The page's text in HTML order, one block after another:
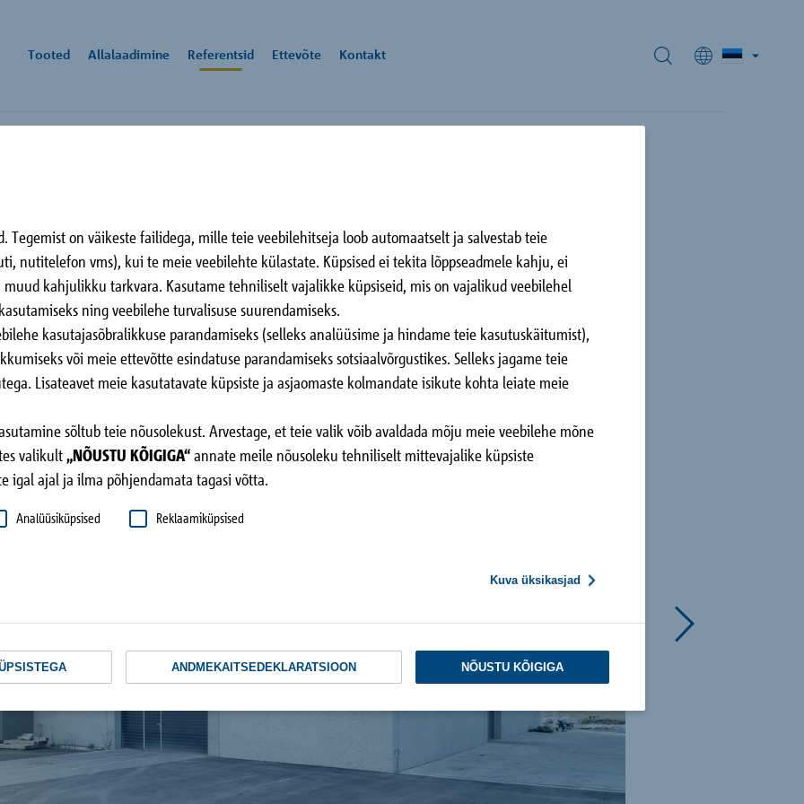
Tegemist on väikeste failidega, mille teie veebilehitseja loob automaatselt ja salvestab teie
nutitelefon vms), kui te meie veebilehte külastate. Küpsised ei tekita lõppseadmele kahju, ei
muud kahjulikku tarkvara. Kasutame tehniliselt vajalikke küpsiseid, mis on vajalikud veebilehel
ning veebilehe turvalisuse suurendamiseks.
kasutajasõbralikkuse parandamiseks (selleks analüüsime ja hindame teie kasutuskäitumist),
või meie ettevõtte esindatuse parandamiseks sotsiaalvõrgustikes. Selleks jagame teie
Lisateavet meie kasutatavate küpsiste ja asjaomaste kolmandate isikute kohta leiate meie
sõltub teie nõusolekust. Arvestage, et teie valik võib avaldada mõju meie veebilehe mõne
valikult„NÕUSTU KÕIGIGA“annate meile nõusoleku tehniliselt mittevajalike küpsiste
igal ajal ja ilma põhjendamata tagasi võtta.
Analüüsiküpsised Reklaamiküpsised
Kuva üksikasjad
ANDMEKAITSEDEKLARATSIOON NÕUSTU KÕIGIGA
Tooted
suunatud tootelahendused ja süsteemid ei rakenduste jaoks.
Allalaadimine Referentsid
Berlin immergrün
Berlin, DE
Haus J
Trier, DE
Ettevõte
moto on vastu pidanud kauem kui 50 aastat, võib rääkida
„Edukaks saab see, kes olemasolevaid asju parandab või uusi asju
Kontakt
10